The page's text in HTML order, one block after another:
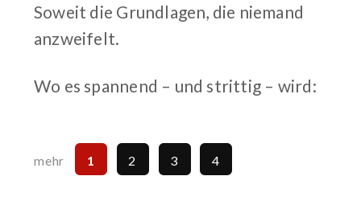
Soweit die Grundlagen, die niemand
anzweifelt.
Wo es spannend – und strittig – wird:
mehr 1 2 3 4